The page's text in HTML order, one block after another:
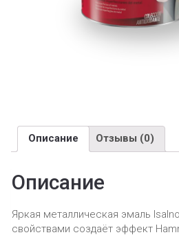
Описание Отзывы (0)
Описание
Яркая металлическая эмаль
свойствами создаёт эффект